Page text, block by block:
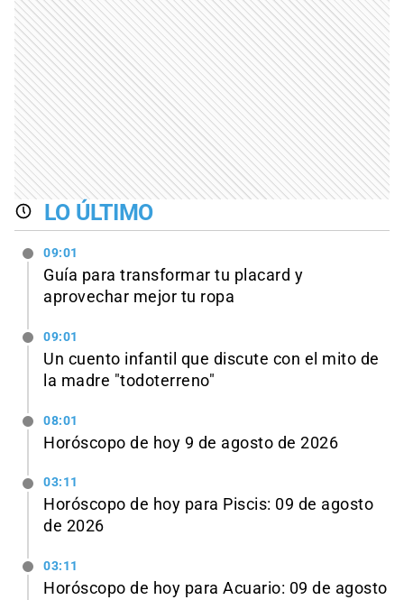
LO ÚLTIMO
09:01
Guía para transformar tu placard y
aprovechar mejor tu ropa
09:01
Un cuento infantil que discute con el mito de
la madre "todoterreno"
08:01
Horóscopo de hoy 9 de agosto de 2026
03:11
Horóscopo de hoy para Piscis: 09 de agosto
de 2026
03:11
Horóscopo de hoy para Acuario: 09 de agosto